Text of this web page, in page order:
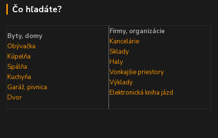
Čo hľadáte?
Byty, domy
Obývačka
Kúpelňa
Spálňa
Kuchyňa
Garáž, pivnica
Dvor
Firmy, organizácie
Kancelárie
Sklady
Haly
Vonkajšie priestory
Výklady
Elektronická kniha jázd